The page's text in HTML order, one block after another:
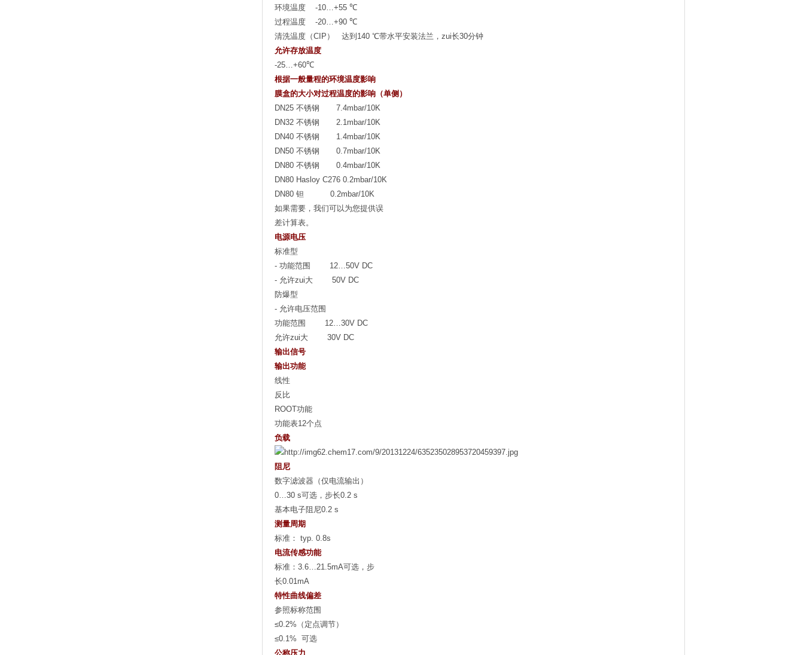
环境温度 -10…+55 ℃
过程温度 -20…+90 ℃
清洗温度（CIP ） 达到 140 ℃带水平安装法兰，zui长30分钟
允许存放温度
-25…+60℃
根据一般量程的环境温度影响
膜盒的大小对过程温度的影响（单侧）
DN25 不锈钢 7.4mbar/10K
DN32 不锈钢 2.1mbar/10K
DN40 不锈钢 1.4mbar/10K
DN50 不锈钢 0.7mbar/10K
DN80 不锈钢 0.4mbar/10K
DN80 Hasloy C276 0.2mbar/10K
DN80 钽 0.2mbar/10K
如果需要，我们可以为您提供误
差计算表。
电源电压
标准型
- 功能范围
12…50V DC
- 允许zui大 50V DC
防爆型
- 允许电压范围
功能范围
12…30V DC
允许zui大 30V DC
输出信号
输出功能
线性
反比
ROOT功能
功能表12个点
负载
阻尼
数字滤波器（仅电流输出）
0…30 s可选，步长0.2 s
基本电子阻尼0.2 s
测量周期
标准： typ. 0.8s
电流传感功能
标准： 3.6…21.5mA可选，步
长0.01mA
特性曲线偏差
参照标称范围
≤0.2% （定点调节）
≤0.1% 可选
公称压力